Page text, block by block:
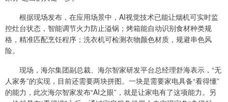
根据现场发布，在应用场景中，AI视觉技术已能让烟机可实时监
控灶台状态，智能调节火力防止溢锅；烤箱能自动识别食材种类规
格，精准匹配烹饪程序；洗衣机可检测衣物颜色材质，规避串色风
险。
现场，海尔集团副总裁、海尔智家研发平台总经理舒海表示，“无
人家务”的实现，目前还需要两块拼图。一块是需要家电具备“看得懂”
的能力，此次海尔智家发布“AI之眼”，就是让家电有了这项能力。另